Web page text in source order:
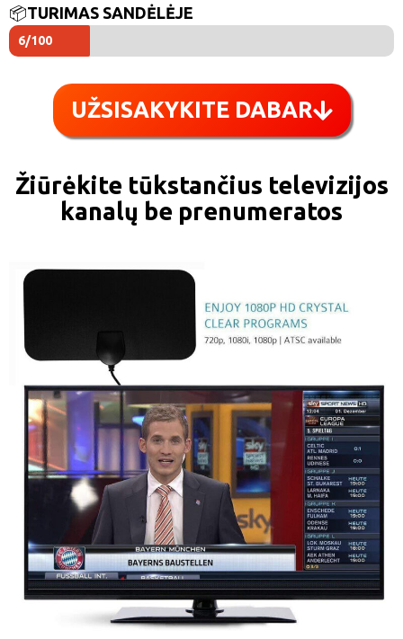
📦TURIMAS SANDĖLĖJE
6/100
UŽSISAKYKITE DABAR
Žiūrėkite tūkstančius televizijos
kanalų be prenumeratos